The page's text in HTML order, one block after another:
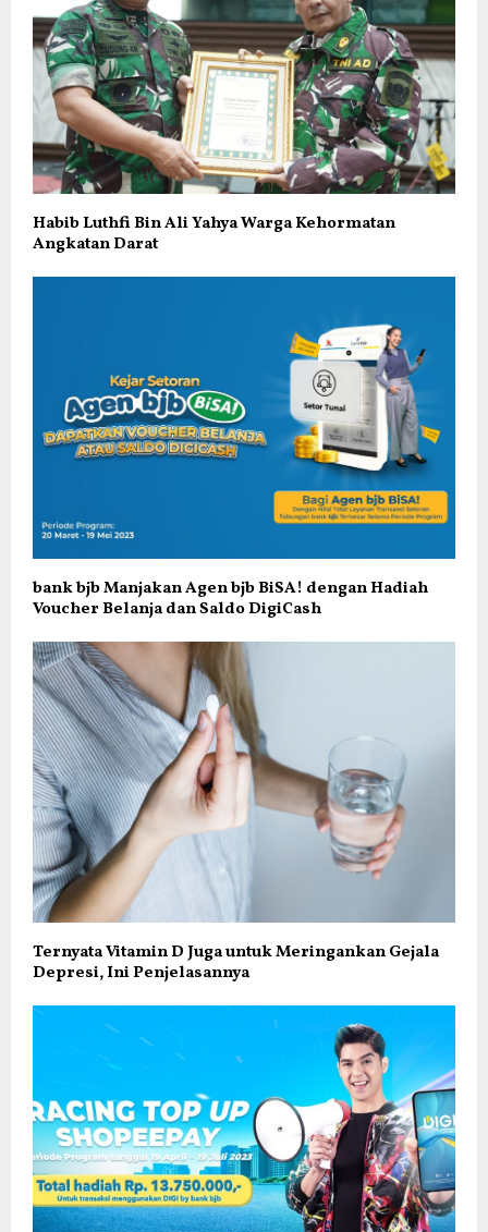
Habib Luthfi Bin Ali Yahya Warga Kehormatan
Angkatan Darat
bank bjb Manjakan Agen bjb BiSA! dengan Hadiah
Voucher Belanja dan Saldo DigiCash
Ternyata Vitamin D Juga untuk Meringankan Gejala
Depresi, Ini Penjelasannya